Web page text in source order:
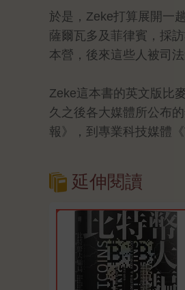
於是，Zeke打算展開一
薩爾瓦多及菲律賓，採
本營，後來這些人被司
Zeke這本書的英文版比
久之後各大媒體所公布
報》，到專業科技媒體
延伸閱讀